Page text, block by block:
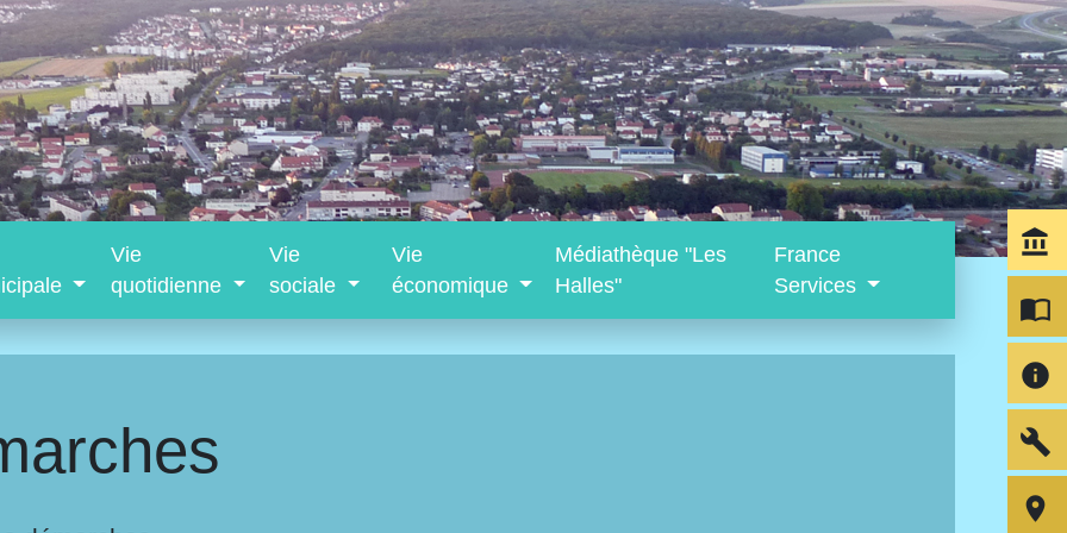
Vie
quotidienne
Vie
sociale
Vie
économique
Médiathèque "Les
Halles"
France
Services
account_balance
import_contacts
info
build
room